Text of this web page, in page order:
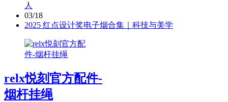
人
03/18
2025 红点设计奖电子烟合集｜科技与美学
relx悦刻官方配件-
烟杆挂绳